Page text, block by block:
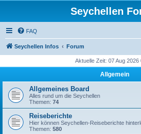
Seychellen
FAQ
Seychellen Infos Forum
Aktuelle Zeit: 07 Aug 2026
Allgemein
Allgemeines Board
Alles rund um die Seychellen
Themen: 74
Reiseberichte
Hier können Seychellen-Reiseberichte
Themen: 580